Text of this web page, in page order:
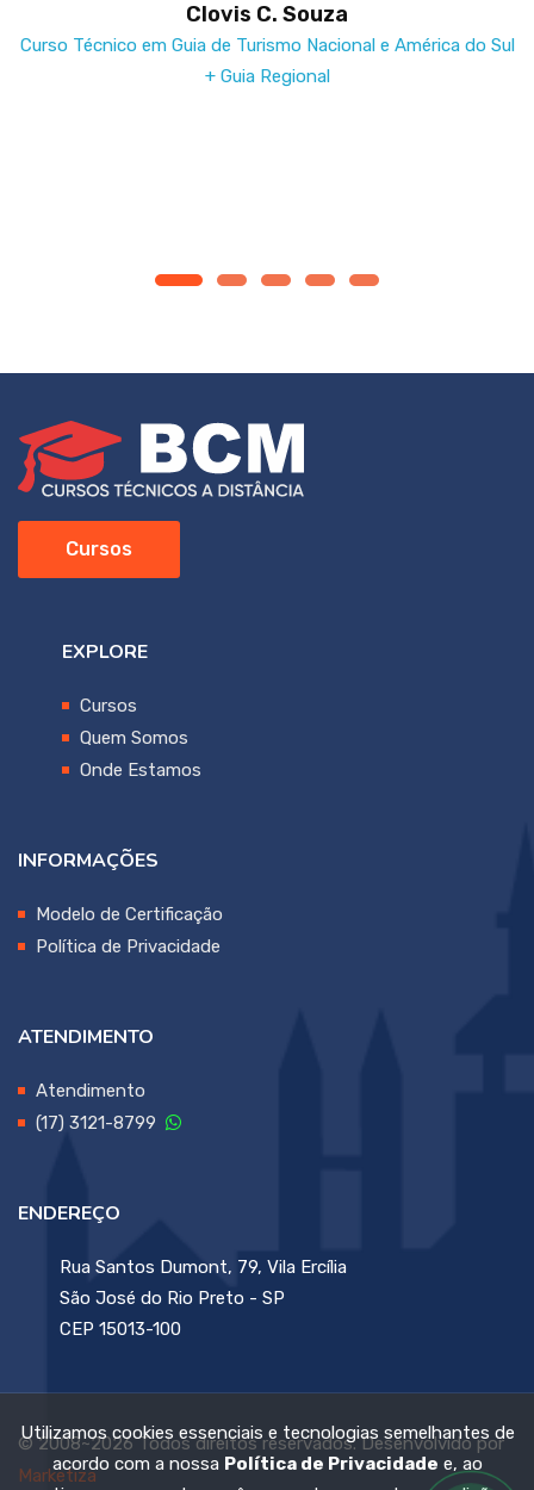
Clovis C. Souza
Curso Técnico em Guia de Turismo Nacional e América do Sul
+ Guia Regional
Cursos
EXPLORE
Cursos
Quem Somos
Onde Estamos
INFORMAÇÕES
Modelo de Certificação
Política de Privacidade
ATENDIMENTO
Atendimento
(17) 3121-8799
ENDEREÇO
Rua Santos Dumont, 79, Vila Ercília
São José do Rio Preto - SP
CEP 15013-100
© 2008~2026 Todos direitos reservados. Desenvolvido por
Marketiza
Utilizamos cookies essenciais e tecnologias semelhantes de
acordo com a nossa Política de Privacidade e, ao